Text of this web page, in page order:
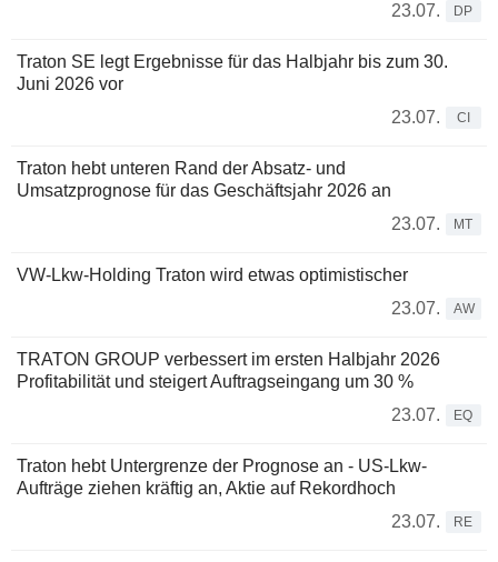
23.07.
DP
Traton SE legt Ergebnisse für das Halbjahr bis zum 30.
Juni 2026 vor
23.07.
CI
Traton hebt unteren Rand der Absatz- und
Umsatzprognose für das Geschäftsjahr 2026 an
23.07.
MT
VW-Lkw-Holding Traton wird etwas optimistischer
23.07.
AW
TRATON GROUP verbessert im ersten Halbjahr 2026
Profitabilität und steigert Auftragseingang um 30 %
23.07.
EQ
Traton hebt Untergrenze der Prognose an - US-Lkw-
Aufträge ziehen kräftig an, Aktie auf Rekordhoch
23.07.
RE